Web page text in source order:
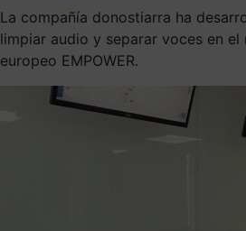
La compañía donostiarra ha
limpiar audio y separar voces en
europeo EMPOWER.